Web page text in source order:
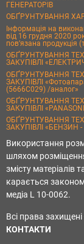
ГЕНЕРАТОРІВ
ОБҐРУНТУВАННЯ
Інформація на
від 16 грудня 2020
пов’язана продукція
ОБҐРУНТУВАННЯ
ЗАКУПІВЛІ
ОБҐРУНТУВАННЯ
ЗАКУПІВЛІ
(5666C029) /аналог»
ОБҐРУНТУВАННЯ
ЗАКУПІВЛІ
ОБҐРУНТУВАННЯ
ЗАКУПІВЛІ «БЕНЗИН
Використання
шляхом
змісту
карається
медіа L 10-0062.
Всі права
КОНТАКТИ